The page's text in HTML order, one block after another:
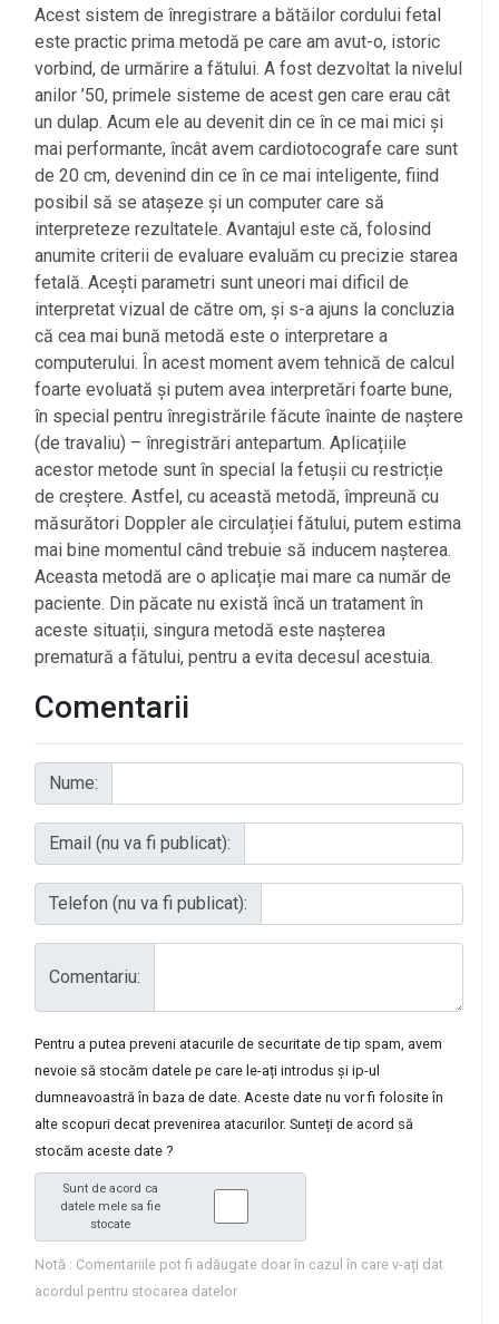
Acest sistem de înregistrare a bătăilor cordului fetal
este practic prima metodă pe care am avut-o, istoric
vorbind, de urmărire a fătului. A fost dezvoltat la nivelul
anilor ’50, primele sisteme de acest gen care erau cât
un dulap. Acum ele au devenit din ce în ce mai mici și
mai performante, încât avem cardiotocografe care sunt
de 20 cm, devenind din ce în ce mai inteligente, fiind
posibil să se atașeze și un computer care să
interpreteze rezultatele. Avantajul este că, folosind
anumite criterii de evaluare evaluăm cu precizie starea
fetală. Acești parametri sunt uneori mai dificil de
interpretat vizual de către om, și s-a ajuns la concluzia
că cea mai bună metodă este o interpretare a
computerului. În acest moment avem tehnică de calcul
foarte evoluată și putem avea interpretări foarte bune,
în special pentru înregistrările făcute înainte de naștere
(de travaliu) – înregistrări antepartum. Aplicațiile
acestor metode sunt în special la fetușii cu restricție
de creștere. Astfel, cu această metodă, împreună cu
măsurători Doppler ale circulației fătului, putem estima
mai bine momentul când trebuie să inducem nașterea.
Aceasta metodă are o aplicație mai mare ca număr de
paciente. Din păcate nu există încă un tratament în
aceste situații, singura metodă este nașterea
prematură a fătului, pentru a evita decesul acestuia.
Comentarii
Nume:
Email (nu va fi publicat):
Telefon (nu va fi publicat):
Comentariu:
Pentru a putea preveni atacurile de securitate de tip spam, avem
nevoie să stocăm datele pe care le-ați introdus și ip-ul
dumneavoastră în baza de date. Aceste date nu vor fi folosite în
alte scopuri decat prevenirea atacurilor. Sunteți de acord să
stocăm aceste date ?
Sunt de acord ca
datele mele sa fie
stocate
Notă : Comentariile pot fi adăugate doar în cazul în care v-ați dat
acordul pentru stocarea datelor